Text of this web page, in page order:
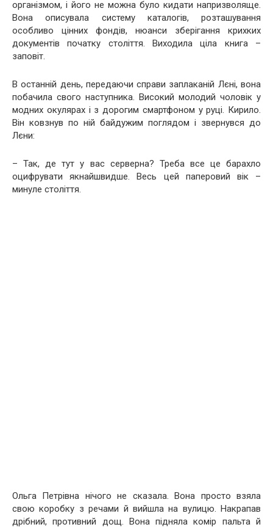
організмом, і його не можна було кидати напризволяще.
Вона описувала систему каталогів, розташування
особливо цінних фондів, нюанси зберігання крихких
документів початку століття. Виходила ціла книга –
заповіт.
В останній день, передаючи справи заплаканій Лєні, вона
побачила свого наступника. Високий молодий чоловік у
модних окулярах і з дорогим смартфоном у руці. Кирило.
Він ковзнув по ній байдужим поглядом і звернувся до
Лєни:
– Так, де тут у вас серверна? Треба все це барахло
оцифрувати якнайшвидше. Весь цей паперовий вік –
минуле століття.
Ольга Петрівна нічого не сказала. Вона просто взяла
свою коробку з речами й вийшла на вулицю. Накрапав
дрібний, противний дощ. Вона підняла комір пальта й